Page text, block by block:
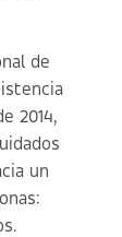
de
2014,
un